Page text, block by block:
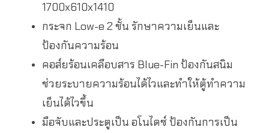
1700x610x1410
กระจก Low-e 2 ชั้น รักษาความเย็นและ
ป้องกันความร้อน
คอส์ยร้อนเคลือบสาร Blue-Fin ป้องกันสนิม
ช่วยระบายความร้อนได้ไวและทำให้ตู้ทำความ
เย็นได้ไวขึ้น
มือจับและประตูเป็น อโนไดซ์ ป้องกันการเป็น